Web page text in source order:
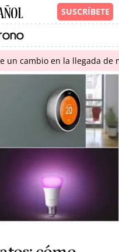
un cambio en la llegada